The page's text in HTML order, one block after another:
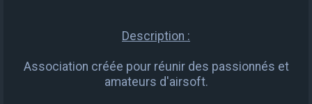
Description :
Association créée pour réunir des passionnés et
amateurs d'airsoft.